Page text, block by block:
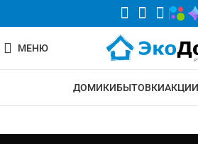
МЕНЮ
ДОМИКИБЫТОВКИАКЦИИ